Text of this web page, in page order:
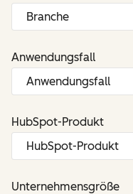
Anwendungsfall
HubSpot-Produkt
Unternehmensgröße